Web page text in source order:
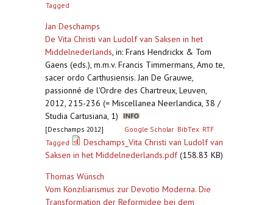
Tagged
Jan Deschamps
De Vita Christi van Ludolf van Saksen in het
Middelnederlands, in: Frans Hendrickx & Tom
Gaens (eds.), m.m.v. Francis Timmermans, Amo te,
sacer ordo Carthusiensis. Jan De Grauwe,
passionné de l'Ordre des Chartreux, Leuven,
2012, 215-236 (= Miscellanea Neerlandica, 38 /
Studia Cartusiana, 1)
[Deschamps 2012] Google Scholar BibTex RTF
Tagged
Deschamps_Vita Christi van Ludolf van
Saksen in het Middelnederlands.pdf(158.83 KB)
Thomas Wünsch
Vom Konziliarismus zur Devotio Moderna. Die
Transformation der Reformidee bei dem